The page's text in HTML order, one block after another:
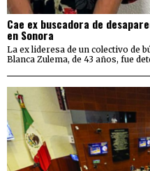
Cae ex buscadora de
en Sonora
La ex lideresa de un colectivo de
Blanca Zulema, de 43 años, fue